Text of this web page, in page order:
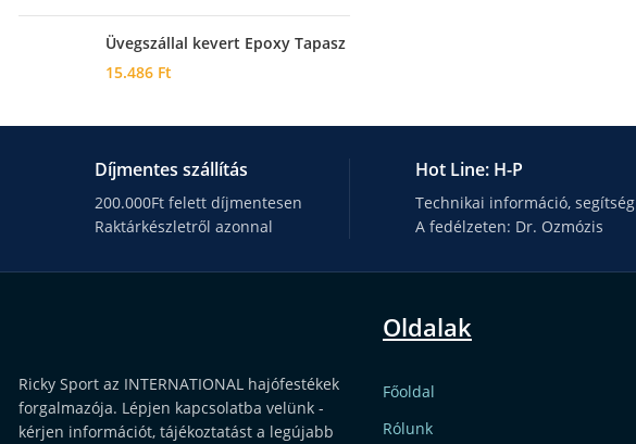
Üvegszállal kevert Epoxy Tapasz
15.486 Ft
Díjmentes szállítás
200.000Ft felett díjmentesen
Raktárkészletről azonnal
Hot Line: H-P
Technikai információ, segítség
A fedélzeten: Dr. Ozmózis
Ricky Sport az INTERNATIONAL hajófestékek
forgalmazója. Lépjen kapcsolatba velünk -
kérjen információt, tájékoztatást a legújabb
Oldalak
Főoldal
Rólunk